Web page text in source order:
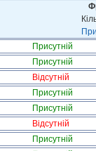
Присутній
Присутній
Відсутній
Присутній
Присутній
Відсутній
Присутній